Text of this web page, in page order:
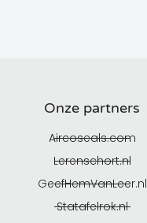
Onze partners
Aircoseals.com
Lerenschort.nl
GeefHemVanLeer.nl
Statafelrok.nl